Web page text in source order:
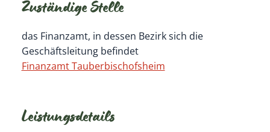
Zuständige Stelle
das Finanzamt, in dessen Bezirk sich die
Geschäftsleitung befindet
Finanzamt Tauberbischofsheim
Leistungsdetails